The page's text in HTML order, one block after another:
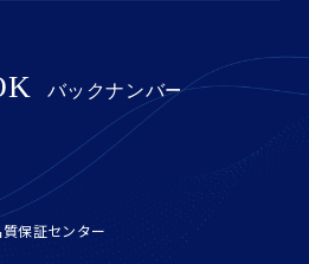
保証センター